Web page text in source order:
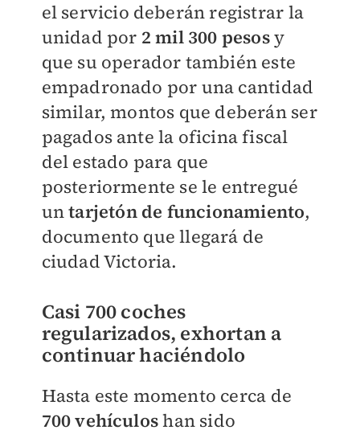
el servicio deberán registrar la
unidad por 2 mil 300 pesosy
que su operador también este
empadronado por una cantidad
similar, montos que deberán ser
pagados ante la oficina fiscal
del estado para que
posteriormente se le entregué
untarjetón de funcionamiento,
documento que llegará de
ciudad Victoria.
Casi 700 coches
regularizados, exhortan a
continuar haciéndolo
Hasta este momento cerca de
700 vehículoshan sido